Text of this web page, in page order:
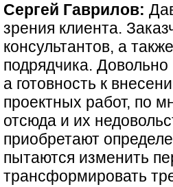
Сергей Гаврилов:
зрения клиента.
консультантов, а
подрядчика.
а готовность к
проектных работ, по
отсюда и их
приобретают
пытаются изменить
трансформировать